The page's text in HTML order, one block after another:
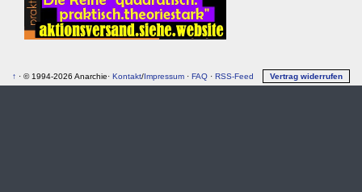
↑ · © 1994-2026 Anarchie· Kontakt/ Impressum · FAQ · RSS-Feed Vertrag widerrufen